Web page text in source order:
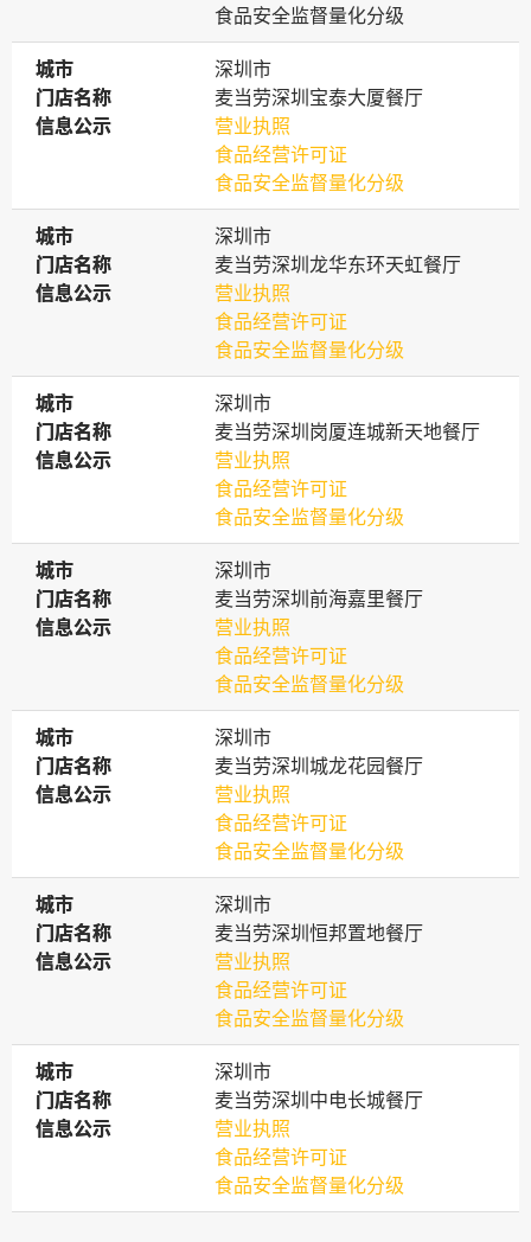
食品安全监督量化分级
城市
城市
深圳市
门店名称
门店名称
麦当劳深圳宝泰大厦餐厅
信息公示
信息公示
营业执照
食品经营许可证
食品安全监督量化分级
城市
城市
深圳市
门店名称
门店名称
麦当劳深圳龙华东环天虹餐厅
信息公示
信息公示
营业执照
食品经营许可证
食品安全监督量化分级
城市
城市
深圳市
门店名称
门店名称
麦当劳深圳岗厦连城新天地餐厅
信息公示
信息公示
营业执照
食品经营许可证
食品安全监督量化分级
城市
城市
深圳市
门店名称
门店名称
麦当劳深圳前海嘉里餐厅
信息公示
信息公示
营业执照
食品经营许可证
食品安全监督量化分级
城市
城市
深圳市
门店名称
门店名称
麦当劳深圳城龙花园餐厅
信息公示
信息公示
营业执照
食品经营许可证
食品安全监督量化分级
城市
城市
深圳市
门店名称
门店名称
麦当劳深圳恒邦置地餐厅
信息公示
信息公示
营业执照
食品经营许可证
食品安全监督量化分级
城市
城市
深圳市
门店名称
门店名称
麦当劳深圳中电长城餐厅
信息公示
信息公示
营业执照
食品经营许可证
食品安全监督量化分级